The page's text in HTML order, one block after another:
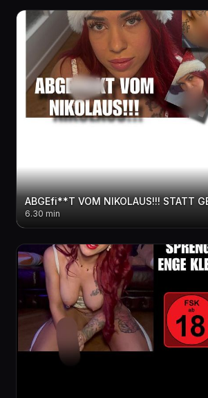
6.30 min